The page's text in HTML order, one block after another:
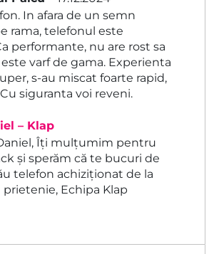
In afara de un semn
rama, telefonul este
performante, nu are rost sa
varf de gama. Experienta
s-au miscat foarte rapid,
siguranta voi reveni.
– Klap
Îți mulțumim pentru
și sperăm că te bucuri de
telefon achiziționat de la
prietenie, Echipa Klap